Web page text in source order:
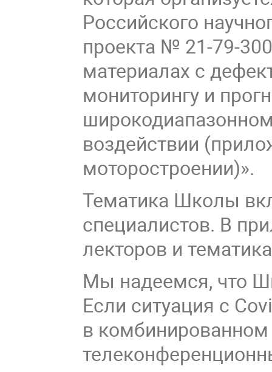
Российского
проекта № 21-79-
материалах с
мониторингу и
воздействии
моторостроении)».
Тематика Школы
специалистов. В
лекторов и
Мы надеемся, что
Если ситуация с
в